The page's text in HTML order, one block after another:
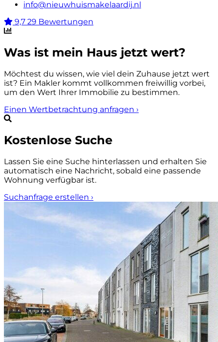
info@nieuwhuismakelaardij.nl
9,7 29 Bewertungen
Was ist mein Haus jetzt wert?
Möchtest du wissen, wie viel dein Zuhause jetzt wert
ist? Ein Makler kommt vollkommen freiwillig vorbei,
um den Wert Ihrer Immobilie zu bestimmen.
Einen Wertbetrachtung anfragen ›
Kostenlose Suche
Lassen Sie eine Suche hinterlassen und erhalten Sie
automatisch eine Nachricht, sobald eine passende
Wohnung verfügbar ist.
Suchanfrage erstellen ›